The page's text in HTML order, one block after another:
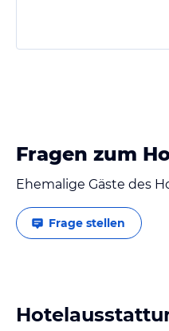
Fragen zum
Ehemalige Gäste des
Frage stellen